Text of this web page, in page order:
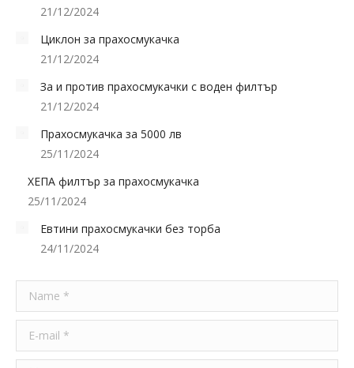
21/12/2024
Циклон за прахосмукачка
21/12/2024
За и против прахосмукачки с воден филтър
21/12/2024
Прахосмукачка за 5000 лв
25/11/2024
ХЕПА филтър за прахосмукачка
25/11/2024
Евтини прахосмукачки без торба
24/11/2024